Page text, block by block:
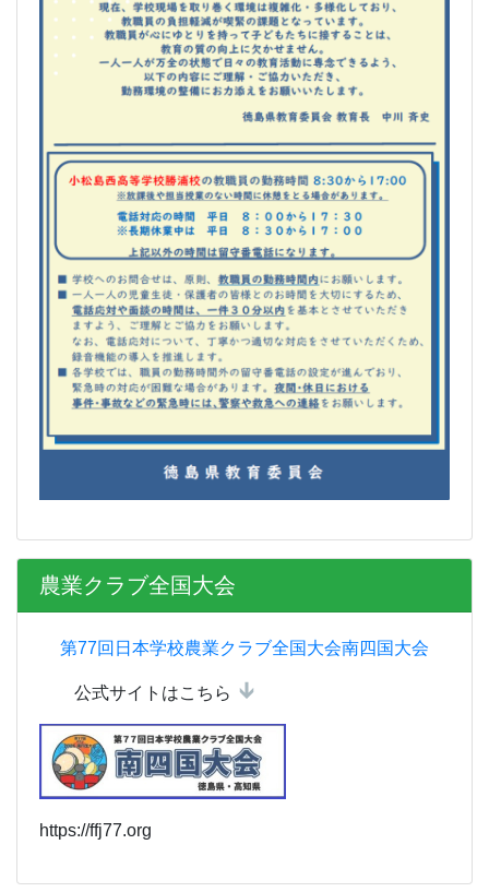
農業クラブ全国大会
第77回日本学校農業クラブ全国大会南四国大会
公式サイトはこちら
https://ffj77.org